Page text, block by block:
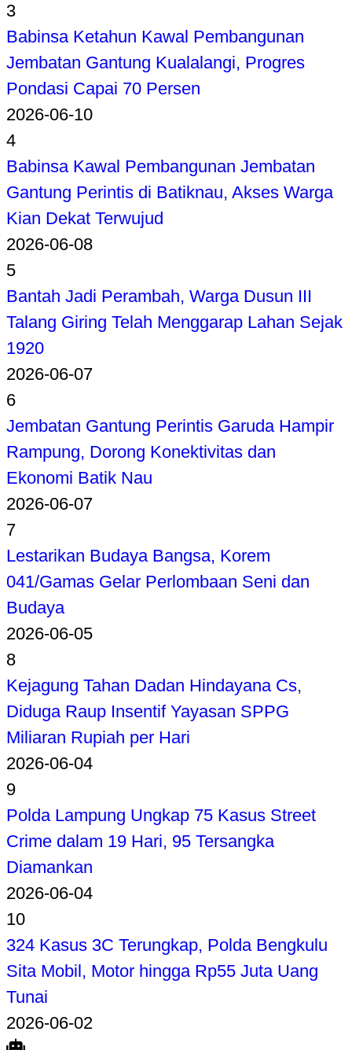
3
Babinsa Ketahun Kawal Pembangunan
Jembatan Gantung Kualalangi, Progres
Pondasi Capai 70 Persen
2026-06-10
4
Babinsa Kawal Pembangunan Jembatan
Gantung Perintis di Batiknau, Akses Warga
Kian Dekat Terwujud
2026-06-08
5
Bantah Jadi Perambah, Warga Dusun III
Talang Giring Telah Menggarap Lahan Sejak
1920
2026-06-07
6
Jembatan Gantung Perintis Garuda Hampir
Rampung, Dorong Konektivitas dan
Ekonomi Batik Nau
2026-06-07
7
Lestarikan Budaya Bangsa, Korem
041/Gamas Gelar Perlombaan Seni dan
Budaya
2026-06-05
8
Kejagung Tahan Dadan Hindayana Cs,
Diduga Raup Insentif Yayasan SPPG
Miliaran Rupiah per Hari
2026-06-04
9
Polda Lampung Ungkap 75 Kasus Street
Crime dalam 19 Hari, 95 Tersangka
Diamankan
2026-06-04
10
324 Kasus 3C Terungkap, Polda Bengkulu
Sita Mobil, Motor hingga Rp55 Juta Uang
Tunai
2026-06-02